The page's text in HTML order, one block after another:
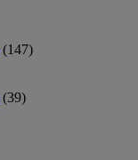
(147)
(39)